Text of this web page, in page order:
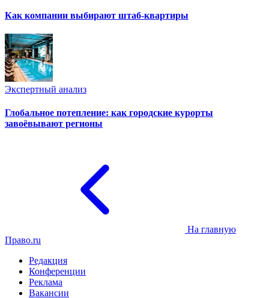
Как компании выбирают штаб-квартиры
Экспертный анализ
Глобальное потепление: как городские курорты
завоёвывают регионы
На главную
Право.ru
Редакция
Конференции
Реклама
Вакансии